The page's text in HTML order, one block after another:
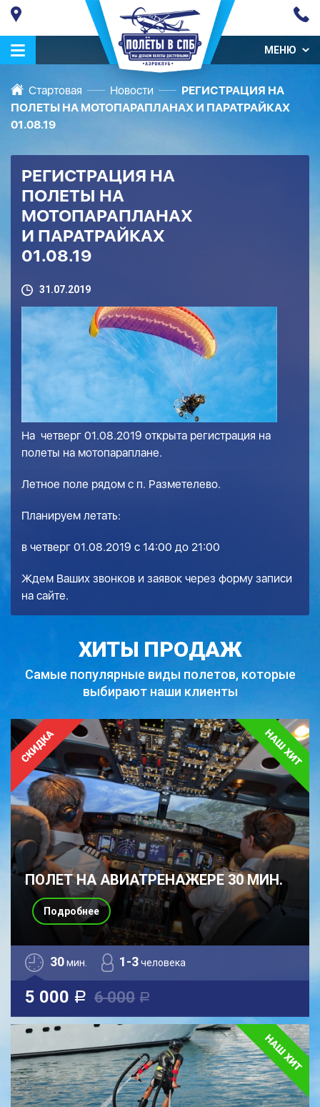
МЕНЮ
Стартовая Новости
РЕГИСТРАЦИЯ НА
ПОЛЕТЫ НА МОТОПАРАПЛАНАХ И ПАРАТРАЙКАХ
01.08.19
РЕГИСТРАЦИЯ НА
ПОЛЕТЫ НА
МОТОПАРАПЛАНАХ
И ПАРАТРАЙКАХ
01.08.19
31.07.2019
На четверг 01.08.2019 открыта регистрация на
полеты на мотопараплане.
Летное поле рядом с п. Разметелево.
Планируем летать:
в четверг 01.08.2019 с 14:00 до 21:00
Ждем Ваших звонков и заявок через форму записи
на сайте.
ХИТЫ ПРОДАЖ
Самые популярные виды полетов, которые
выбирают наши клиенты
ПОЛЕТ НА АВИАТРЕНАЖЕРЕ 30 МИН.
30мин. 1-3человека
5 000 a 6 000 a
Подробнее